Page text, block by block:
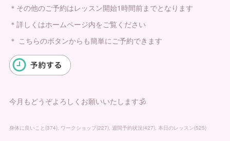
＊その他のご予約はレッスン開始1時間前までとなります
＊詳しくはホームページ内をご覧ください
＊ こちらのボタンからも簡単にご予約できます
今月もどうぞよろしくお願いいたします🕉
身体に良いこと (374) ワークショップ(227) 週間予約状況 (427) 本日のレッスン(525)